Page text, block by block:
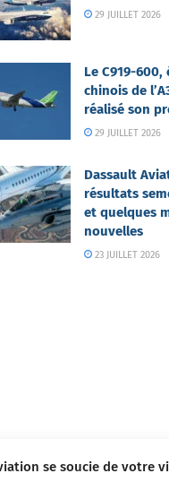
se soucie de votre
29 JUILLET 2026
Le C919-
chinois de
réalisé son
29 JUILLET 2026
Dassault
résultats
et quelques
nouvelles
23 JUILLET 2026